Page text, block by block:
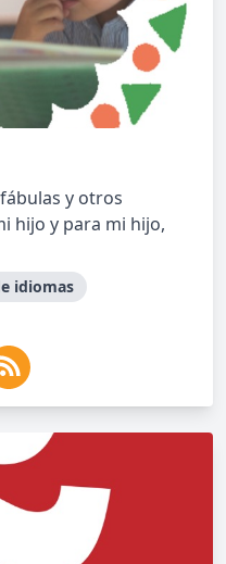
y otros
hijo y para mi hijo,
idiomas